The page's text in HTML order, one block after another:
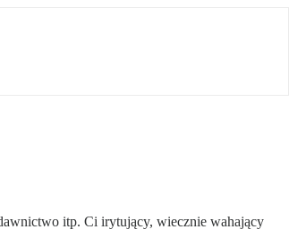
itp. Ci irytujący, wiecznie wahający